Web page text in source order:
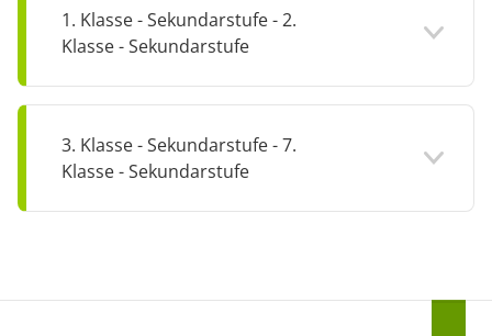
1. Klasse - Sekundarstufe - 2.
Klasse - Sekundarstufe
3. Klasse - Sekundarstufe - 7.
Klasse - Sekundarstufe